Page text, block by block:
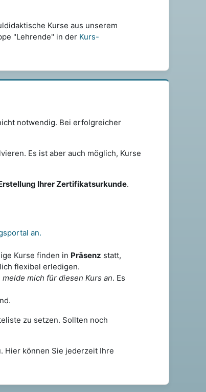
Kurse aus unserem
"Lehrende" in der Kurs-
notwendig. Bei erfolgreicher
Es ist aber auch möglich, Kurse
Ihrer Zertifikatsurkunde.
an.
Kurse finden in Präsenz statt,
flexibel erledigen.
melde mich für diesen Kurs an. Es
zu setzen. Sollten noch
Hier können Sie jederzeit Ihre